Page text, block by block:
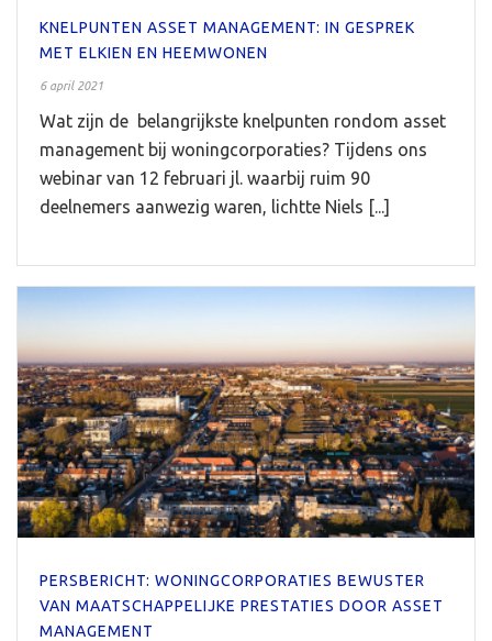
KNELPUNTEN ASSET MANAGEMENT: IN GESPREK
MET ELKIEN EN HEEMWONEN
6 april 2021
Wat zijn de belangrijkste knelpunten rondom asset
management bij woningcorporaties? Tijdens ons
webinar van 12 februari jl. waarbij ruim 90
deelnemers aanwezig waren, lichtte Niels [...]
PERSBERICHT: WONINGCORPORATIES BEWUSTER
VAN MAATSCHAPPELIJKE PRESTATIES DOOR ASSET
MANAGEMENT